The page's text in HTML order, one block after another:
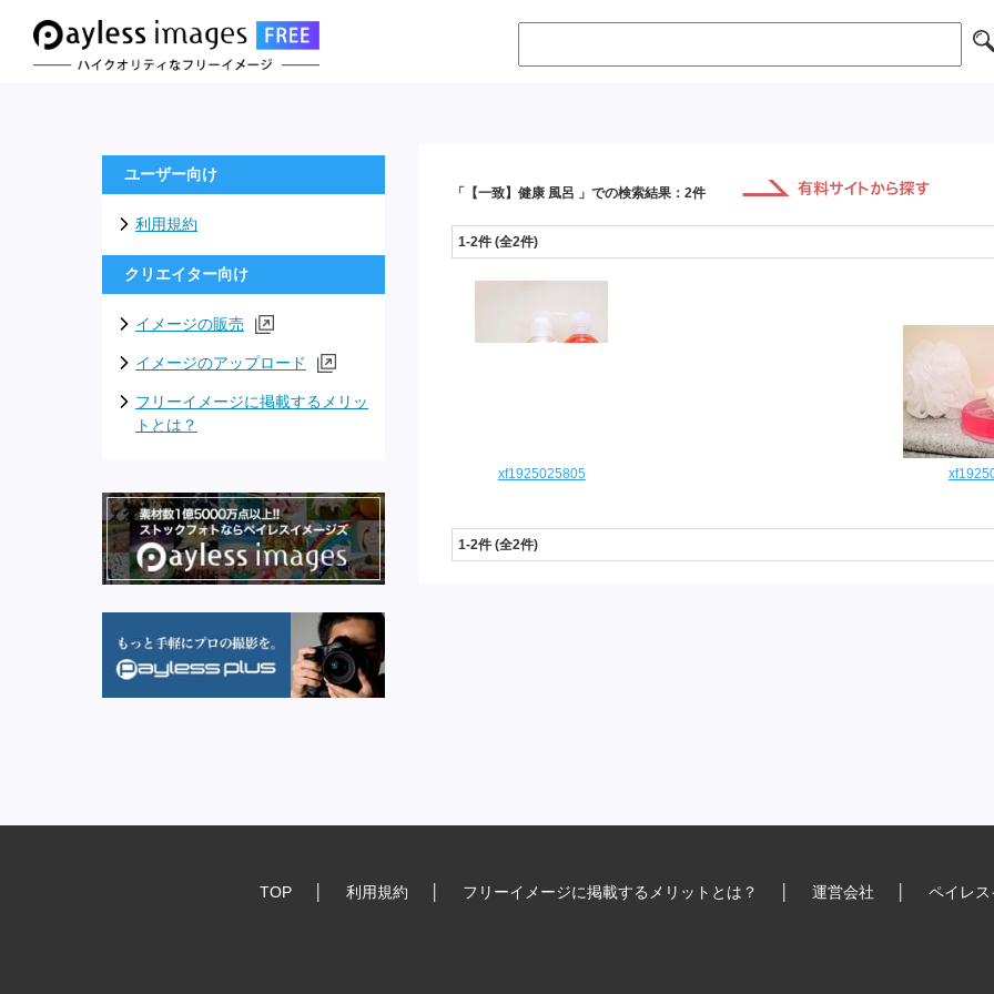
「【一致】健康 風呂 」での検索結果：2件
1-2件 (全2件)
xf1925025805
1-2件 (全2件)
ユーザー向け
利用規約
クリエイター向け
イメージの販売
イメージのアップロード
フリーイメージに掲載するメリッ
トとは？
TOP 利用規約 フリーイメージに掲載するメリットとは？ 運営会社 ペイレ